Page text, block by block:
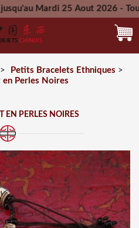
Mardi 25 Aout 2026 - Toutes
Mercredi 26 Aout 2026
> Petits Bracelets Ethniques >
Perles Noires
EN PERLES NOIRES